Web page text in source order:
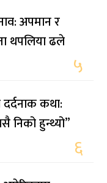
अपमान र
थपलिया ढले
५
कथा:
निको हुन्थ्यो”
६